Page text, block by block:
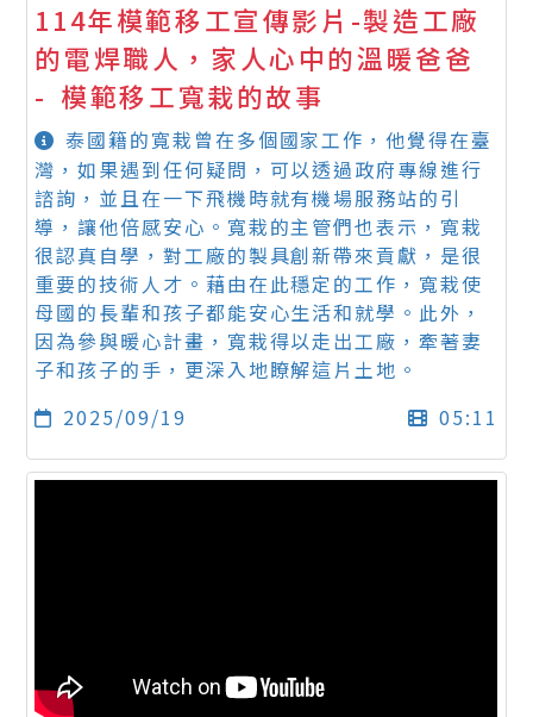
114年模範移工宣傳影片-製造工廠
的電焊職人，家人心中的溫暖爸爸
- 模範移工寬栽的故事
泰國籍的寬栽曾在多個國家工作，他覺得在臺
灣，如果遇到任何疑問，可以透過政府專線進行
諮詢，並且在一下飛機時就有機場服務站的引
導，讓他倍感安心。寬栽的主管們也表示，寬栽
很認真自學，對工廠的製具創新帶來貢獻，是很
重要的技術人才。藉由在此穩定的工作，寬栽使
母國的長輩和孩子都能安心生活和就學。此外，
因為參與暖心計畫，寬栽得以走出工廠，牽著妻
子和孩子的手，更深入地瞭解這片土地。
2025/09/19
05:11